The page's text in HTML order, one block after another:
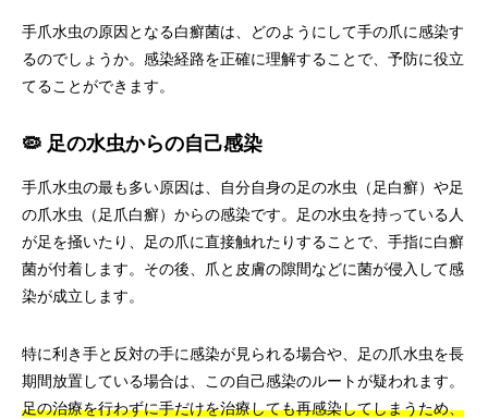
手爪水虫の原因となる白癬菌は、どのようにして手の爪に感染す
るのでしょうか。感染経路を正確に理解することで、予防に役立
てることができます。
🦠 足の水虫からの自己感染
手爪水虫の最も多い原因は、自分自身の足の水虫（足白癬）や足
の爪水虫（足爪白癬）からの感染です。足の水虫を持っている人
が足を掻いたり、足の爪に直接触れたりすることで、手指に白癬
菌が付着します。その後、爪と皮膚の隙間などに菌が侵入して感
染が成立します。
特に利き手と反対の手に感染が見られる場合や、足の爪水虫を長
期間放置している場合は、この自己感染のルートが疑われます。
足の治療を行わずに手だけを治療しても再感染してしまうため、